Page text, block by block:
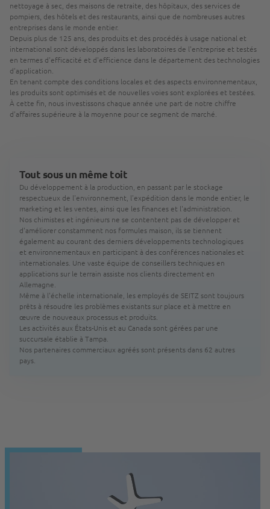
nettoyage à sec, des maisons de retraite, des hôpitaux, des services de
pompiers, des hôtels et des restaurants, ainsi que de nombreuses autres
entreprises dans le monde entier.
Depuis plus de 125 ans, des produits et des procédés à usage national et
international sont développés dans les laboratoires de l'entreprise et testés
en termes d'efficacité et d'efficience dans le département des technologies
d'application.
En tenant compte des conditions locales et des aspects environnementaux,
les produits sont optimisés et de nouvelles voies sont explorées et testées.
À cette fin, nous investissons chaque année une part de notre chiffre
d'affaires supérieure à la moyenne pour ce segment de marché.
Tout sous un même toit
Du développement à la production, en passant par le stockage
respectueux de l'environnement, l'expédition dans le monde entier, le
marketing et les ventes, ainsi que les finances et l'administration.
Nos chimistes et ingénieurs ne se contentent pas de développer et
d'améliorer constamment nos formules maison, ils se tiennent
également au courant des derniers développements technologiques
et environnementaux en participant à des conférences nationales et
internationales. Une vaste équipe de conseillers techniques en
applications sur le terrain assiste nos clients directement en
Allemagne.
Même à l'échelle internationale, les employés de SEITZ sont toujours
prêts à résoudre les problèmes existants sur place et à mettre en
œuvre de nouveaux processus et produits.
Les activités aux États-Unis et au Canada sont gérées par une
succursale établie à Tampa.
Nos partenaires commerciaux agréés sont présents dans 62 autres
pays.